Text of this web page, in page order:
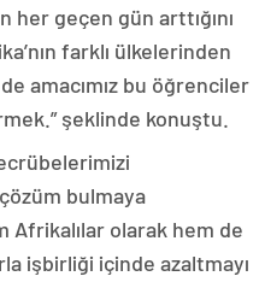
her geçen gün arttığını
farklı ülkelerinden
amacımız bu öğrenciler
şeklinde konuştu.
bulmaya
Afrikalılar olarak hem de
işbirliği içinde azaltmayı